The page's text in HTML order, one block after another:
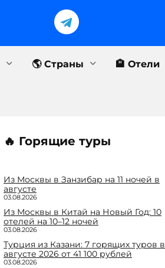
🌎 Страны 🏨 Отели
🔥 Горящие туры
Из Москвы в Занзибар на 11 ночей в
августе
03.08.2026
Из Москвы в Китай на Новый Год: 10
отелей на 10–12 ночей
03.08.2026
Турция из Казани: 7 горящих туров в
августе 2026 от 41 100 рублей
03.08.2026